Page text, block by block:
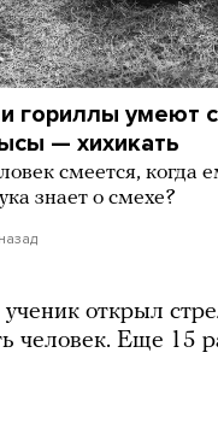
гориллы умеют
— хихикать
смеется, когда
знает о смехе?
открыл
человек. Еще 15